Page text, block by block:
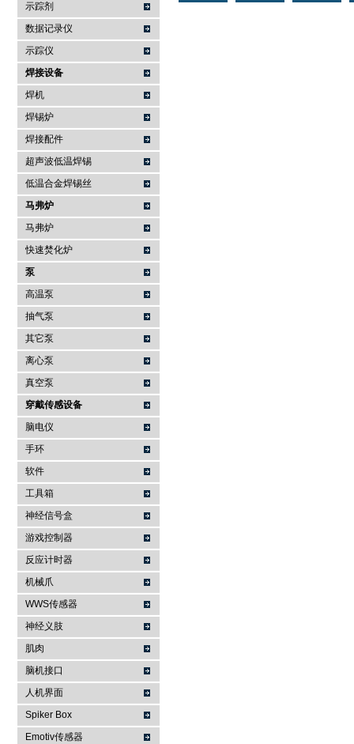
示踪剂
数据记录仪
示踪仪
焊接设备
焊机
焊锡炉
焊接配件
超声波低温焊锡
低温合金焊锡丝
马弗炉
马弗炉
快速焚化炉
泵
高温泵
抽气泵
其它泵
离心泵
真空泵
穿戴传感设备
脑电仪
手环
软件
工具箱
神经信号盒
游戏控制器
反应计时器
机械爪
WWS传感器
神经义肢
肌肉
脑机接口
人机界面
Spiker Box
Emotiv传感器